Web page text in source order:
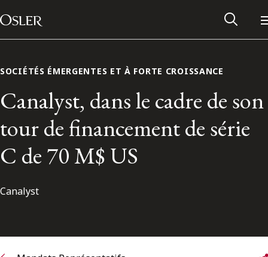
Passer au contenu
Main Navigation
SOCIÉTÉS ÉMERGENTES ET À FORTE CROISSANCE
Canalyst, dans le cadre de son
tour de financement de série
C de 70 M$ US
Canalyst